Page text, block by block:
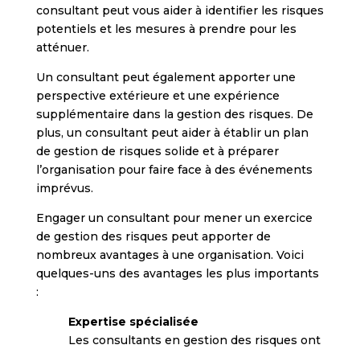
consultant peut vous aider à identifier les risques
potentiels et les mesures à prendre pour les
atténuer.
Un consultant peut également apporter une
perspective extérieure et une expérience
supplémentaire dans la gestion des risques. De
plus, un consultant peut aider à établir un plan
de gestion de risques solide et à préparer
l’organisation pour faire face à des événements
imprévus.
Engager un consultant pour mener un exercice
de gestion des risques peut apporter de
nombreux avantages à une organisation. Voici
quelques-uns des avantages les plus importants
:
Expertise spécialisée
Les consultants en gestion des risques ont